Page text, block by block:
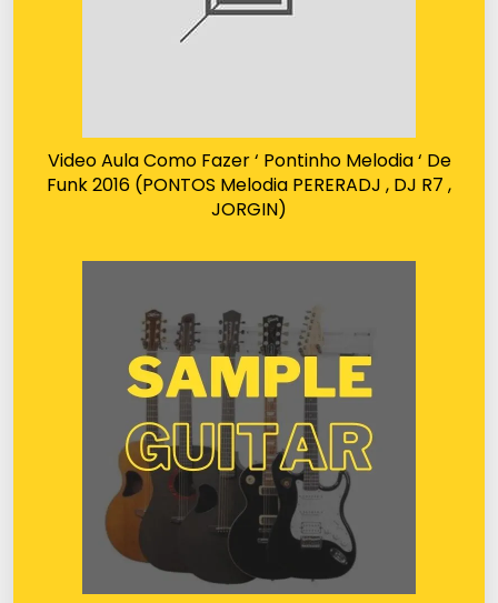
Video Aula Como Fazer ‘ Pontinho Melodia ‘ De
Funk 2016 (PONTOS Melodia PERERADJ , DJ R7 ,
JORGIN)